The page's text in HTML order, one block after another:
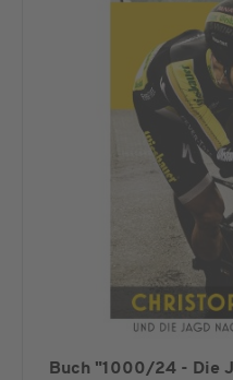
Buch "1000/24 - Die